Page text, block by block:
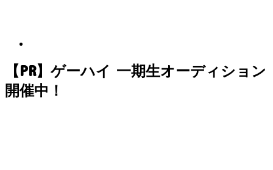
【PR】ゲーハイ 一期生オーディション
開催中！